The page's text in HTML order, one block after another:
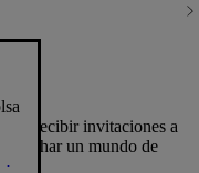
recibir invitaciones a
un mundo de